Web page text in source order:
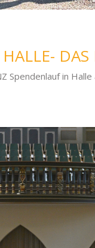
DAS
Spendenlauf in